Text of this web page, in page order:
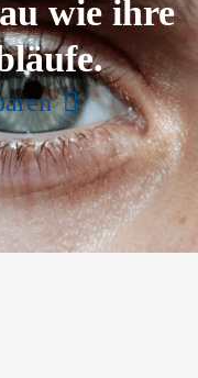
wie ihre